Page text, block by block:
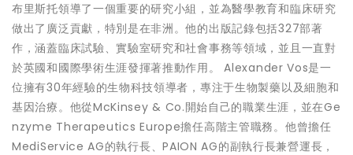
布里斯托領導了一個重要的研究小組，並為醫學教育和臨床研究
做出了廣泛貢獻，特別是在非洲。他的出版記錄包括327部著
作，涵蓋臨床試驗、實驗室研究和社會事務等領域，並且一直對
於英國和國際學術生涯發揮著推動作用。 Alexander Vos是一
位擁有30年經驗的生物科技領導者，專注于生物製藥以及細胞和
基因治療。他從McKinsey & Co.開始自己的職業生涯，並在Ge
nzyme Therapeutics Europe擔任高階主管職務。他曾擔任
MediService AG的執行長、PAION AG的副執行長兼營運長，